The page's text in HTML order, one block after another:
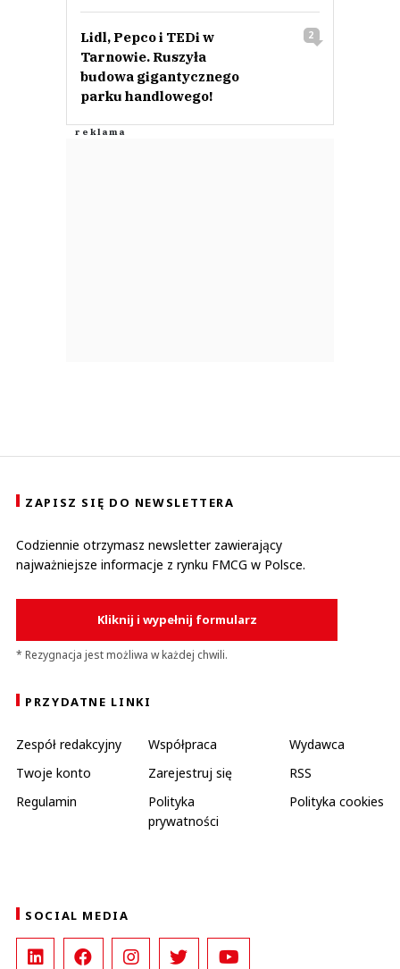
Lidl, Pepco i TEDi w
Tarnowie. Ruszyła
budowa gigantycznego
parku handlowego!
2
ZAPISZ SIĘ DO NEWSLETTERA
Codziennie otrzymasz newsletter zawierający
najważniejsze informacje z rynku FMCG w Polsce.
Kliknij i wypełnij formularz
* Rezygnacja jest możliwa w każdej chwili.
PRZYDATNE LINKI
Zespół redakcyjny Współpraca
Wydawca
Twoje konto
Zarejestruj się
RSS
Regulamin
Polityka
prywatności
Polityka cookies
SOCIAL MEDIA